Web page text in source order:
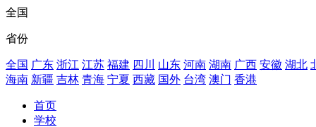
全国
省份
全国 广东 浙江 江苏 福建 四川 山东 河南 湖南 广西 安徽 湖北
海南 新疆 吉林 青海 宁夏 西藏 国外 台湾 澳门 香港
首页
学校